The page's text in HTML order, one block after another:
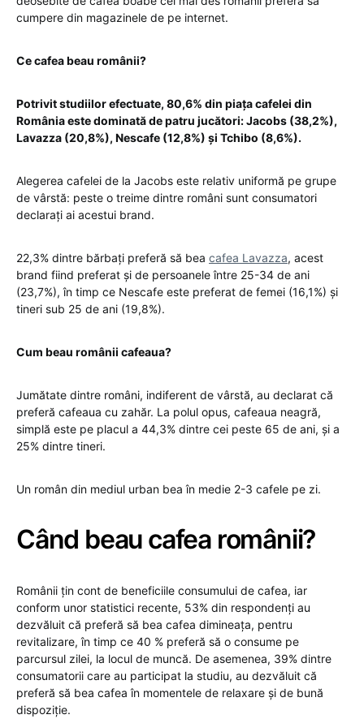
cumpere din magazinele de pe internet.
Ce cafea beau românii?
Potrivit studiilor efectuate, 80,6% din piața cafelei din
România este dominată de patru jucători: Jacobs (38,2%),
Lavazza (20,8%), Nescafe (12,8%) și Tchibo (8,6%).
Alegerea cafelei de la Jacobs este relativ uniformă pe grupe
de vârstă: peste o treime dintre români sunt consumatori
declarați ai acestui brand.
22,3% dintre bărbați preferă să bea cafea Lavazza, acest
brand fiind preferat și de persoanele între 25-34 de ani
(23,7%), în timp ce Nescafe este preferat de femei (16,1%) și
tineri sub 25 de ani (19,8%).
Cum beau românii cafeaua?
Jumătate dintre români, indiferent de vârstă, au declarat că
preferă cafeaua cu zahăr. La polul opus, cafeaua neagră,
simplă este pe placul a 44,3% dintre cei peste 65 de ani, și a
25% dintre tineri.
Un român din mediul urban bea în medie 2-3 cafele pe zi.
Când beau cafea românii?
Românii țin cont de beneficiile consumului de cafea, iar
conform unor statistici recente, 53% din respondenți au
dezvăluit că preferă să bea cafea dimineața, pentru
revitalizare, în timp ce 40 % preferă să o consume pe
parcursul zilei, la locul de muncă. De asemenea, 39% dintre
consumatorii care au participat la studiu, au dezvăluit că
preferă să bea cafea în momentele de relaxare și de bună
dispoziție.